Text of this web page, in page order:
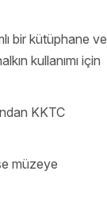
bir kütüphane ve
kullanımı için
KKTC
müzeye